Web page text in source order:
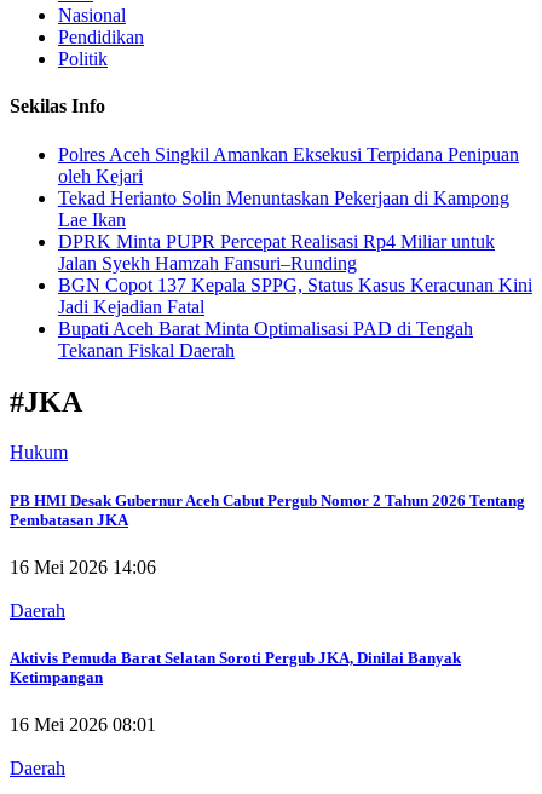
Nasional
Pendidikan
Politik
Sekilas Info
Polres Aceh Singkil Amankan Eksekusi Terpidana Penipuan
oleh Kejari
Tekad Herianto Solin Menuntaskan Pekerjaan di Kampong
Lae Ikan
DPRK Minta PUPR Percepat Realisasi Rp4 Miliar untuk
Jalan Syekh Hamzah Fansuri–Runding
BGN Copot 137 Kepala SPPG, Status Kasus Keracunan Kini
Jadi Kejadian Fatal
Bupati Aceh Barat Minta Optimalisasi PAD di Tengah
Tekanan Fiskal Daerah
#JKA
Hukum
PB HMI Desak Gubernur Aceh Cabut Pergub Nomor 2 Tahun 2026 Tentang
Pembatasan JKA
16 Mei 2026 14:06
Daerah
Aktivis Pemuda Barat Selatan Soroti Pergub JKA, Dinilai Banyak
Ketimpangan
16 Mei 2026 08:01
Daerah